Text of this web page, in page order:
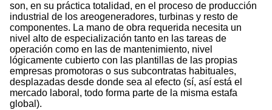
son, en su práctica totalidad, en el proceso de producción
industrial de los areogeneradores, turbinas y resto de
componentes. La mano de obra requerida necesita un
nivel alto de especialización tanto en las tareas de
operación como en las de mantenimiento, nivel
lógicamente cubierto con las plantillas de las propias
empresas promotoras o sus subcontratas habituales,
desplazadas desde donde sea al efecto (sí, así está el
mercado laboral, todo forma parte de la misma estafa
global).